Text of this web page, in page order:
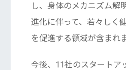
し、身体のメカニズム解
進化に伴って、若々しく
を促進する領域が含まれま
今後、11社のスタートア